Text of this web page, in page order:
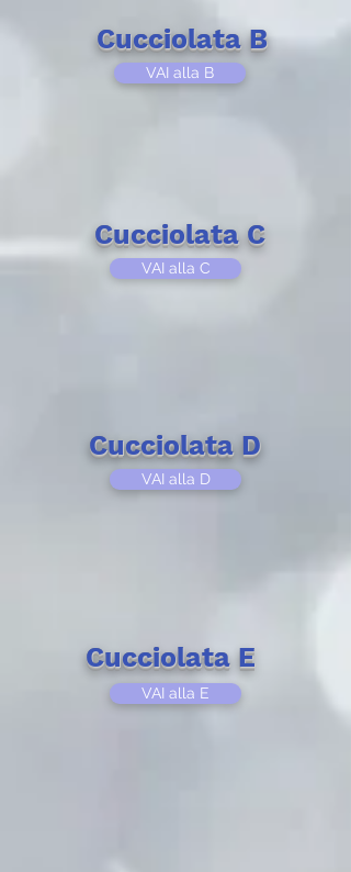
Cucciolata B
VAI alla B
Cucciolata C
VAI alla C
Cucciolata D
VAI alla D
Cucciolata E
VAI alla E